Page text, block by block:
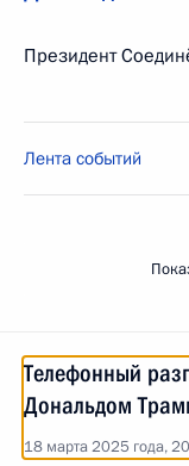
Президент
Лента событий
Телефонный
Дональдом
18 марта 2025 года,